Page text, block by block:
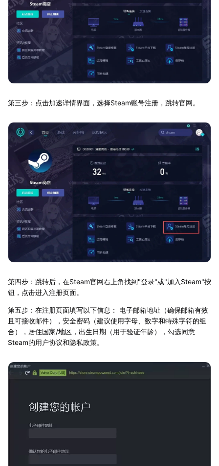
第三步：点击加速详情界面，选择Steam账号注册，跳转官网。
第四步：跳转后，在Steam官网右上角找到"登录"或"加入Steam"按
钮，点击进入注册页面。
第五步：在注册页面填写以下信息： 电子邮箱地址（确保邮箱有效
且可接收邮件），安全密码（建议使用字母、数字和特殊字符的组
合），居住国家/地区，出生日期（用于验证年龄），勾选同意
Steam的用户协议和隐私政策。